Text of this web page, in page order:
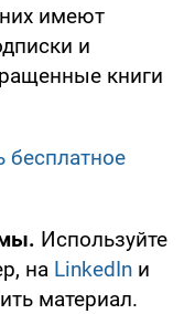
имеют
и
книги
бесплатное
ы. Используйте
на LinkedIn и
материал.